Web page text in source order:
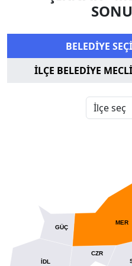
BELEDİYE
İLÇE BELEDİYE
CZR
İDL
MER
GÜÇ